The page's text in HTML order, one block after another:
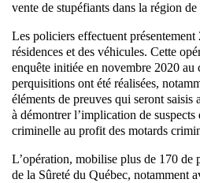
vente de stupéfiants dans la région
Les policiers effectuent présentement
résidences et des véhicules. Cette
enquête initiée en novembre 2020 au
perquisitions ont été réalisées,
éléments de preuves qui seront
à démontrer l’implication de suspects
criminelle au profit des motards
L’opération, mobilise plus de 170 de
de la Sûreté du Québec, notamment